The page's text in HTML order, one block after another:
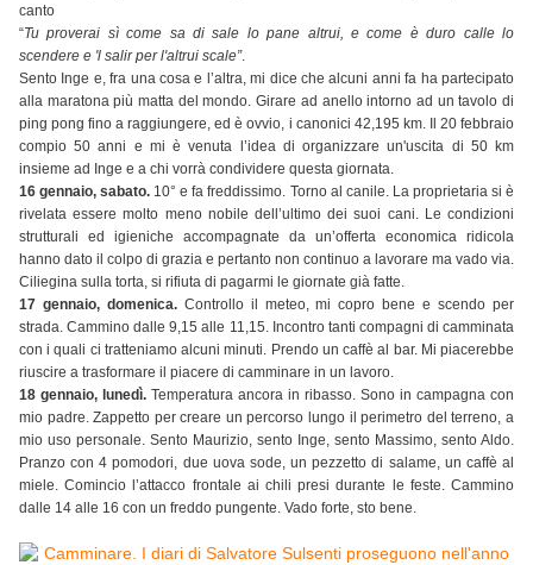
canto
“Tu proverai sì come sa di sale lo pane altrui, e come è duro calle lo
scendere e 'l salir per l'altrui scale”.
Sento Inge e, fra una cosa e l’altra, mi dice che alcuni anni fa ha partecipato
alla maratona più matta del mondo. Girare ad anello intorno ad un tavolo di
ping pong fino a raggiungere, ed è ovvio, i canonici 42,195 km. Il 20 febbraio
compio 50 anni e mi è venuta l’idea di organizzare un'uscita di 50 km
insieme ad Inge e a chi vorrà condividere questa giornata.
16 gennaio, sabato. 10° e fa freddissimo. Torno al canile. La proprietaria si è
rivelata essere molto meno nobile dell’ultimo dei suoi cani. Le condizioni
strutturali ed igieniche accompagnate da un’offerta economica ridicola
hanno dato il colpo di grazia e pertanto non continuo a lavorare ma vado via.
Ciliegina sulla torta, si rifiuta di pagarmi le giornate già fatte.
17 gennaio, domenica. Controllo il meteo, mi copro bene e scendo per
strada. Cammino dalle 9,15 alle 11,15. Incontro tanti compagni di camminata
con i quali ci tratteniamo alcuni minuti. Prendo un caffè al bar. Mi piacerebbe
riuscire a trasformare il piacere di camminare in un lavoro.
18 gennaio, lunedì. Temperatura ancora in ribasso. Sono in campagna con
mio padre. Zappetto per creare un percorso lungo il perimetro del terreno, a
mio uso personale. Sento Maurizio, sento Inge, sento Massimo, sento Aldo.
Pranzo con 4 pomodori, due uova sode, un pezzetto di salame, un caffè al
miele. Comincio l’attacco frontale ai chili presi durante le feste. Cammino
dalle 14 alle 16 con un freddo pungente. Vado forte, sto bene.